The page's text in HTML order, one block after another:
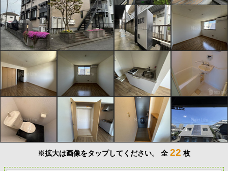
※拡大は画像をタップしてください。 全 22 枚